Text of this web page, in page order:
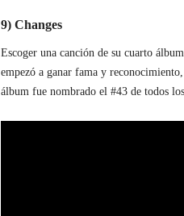
9) Changes
Escoger una canción de su cuarto
empezó a ganar fama y
álbum fue nombrado el #43 de todos